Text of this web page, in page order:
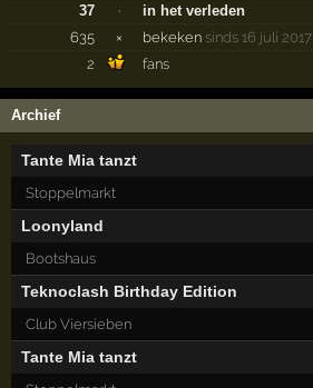
37
·
in het verleden
635
× bekeken sinds 16 juli 2017
2
fans
Archief
Tante Mia tanzt
Stoppelmarkt
Loonyland
Bootshaus
Teknoclash Birthday Edition
Club Viersieben
Tante Mia tanzt